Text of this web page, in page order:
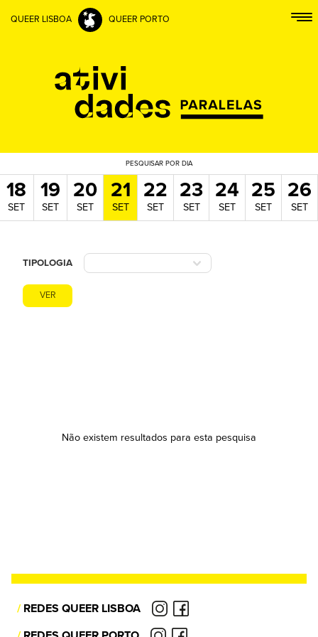
QUEER LISBOA QUEER PORTO
PESQUISAR POR DIA
18
SET
19
SET
20
SET
21
SET
22
SET
23
SET
24
SET
25
SET
26
SET
TIPOLOGIA
VER
Não existem resultados para esta pesquisa
/REDES QUEER LISBOA